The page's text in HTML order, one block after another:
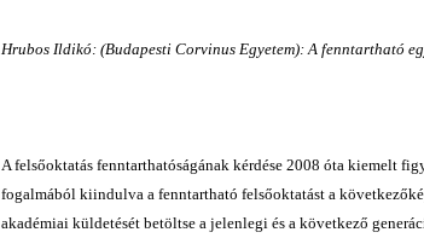
Hrubos Ildikó: (Budapesti Corvinus Egyetem): A fenntartható
A felsőoktatás fenntarthatóságának kérdése 2008 óta kiemelt
fogalmából kiindulva a fenntartható felsőoktatást a
akadémiai küldetését betöltse a jelenlegi és a következő